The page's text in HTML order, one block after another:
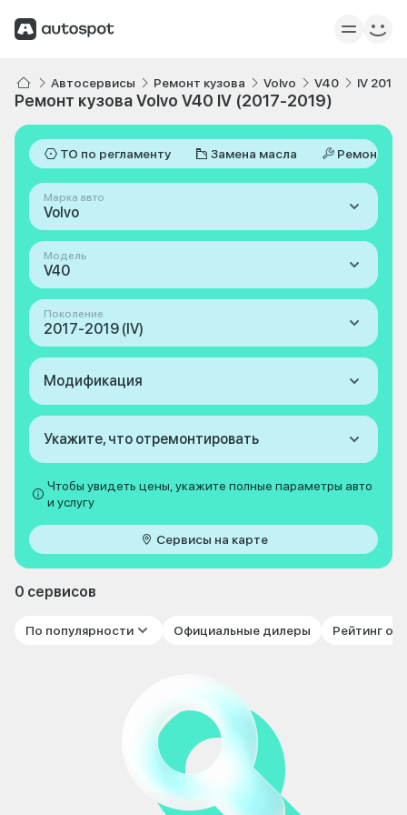
Автосервисы Ремонт кузова Volvo V40 IV
Ремонт кузова Volvo V40 IV (2017-2019)
ТО по регламенту Замена масла Ремонт
Марка авто
Volvo
Модель
V40
Поколение
2017-2019 (IV)
Модификация
Укажите, что отремонтировать
Чтобы увидеть цены, укажите полные параметры авто
и услугу
Сервисы на карте
0 сервисов
По популярности Официальные дилеры Рейтинг